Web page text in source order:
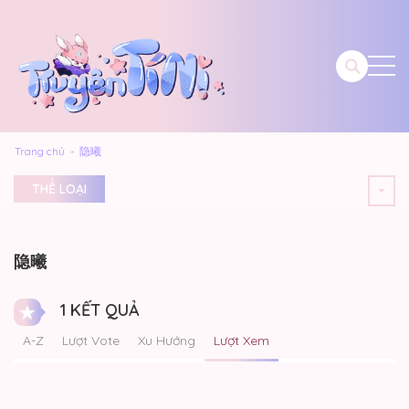
Trang chủ 隐曦
THỂ LOẠI
隐曦
1 KẾT QUẢ
A-Z Lượt Vote Xu Hướng Lượt Xem